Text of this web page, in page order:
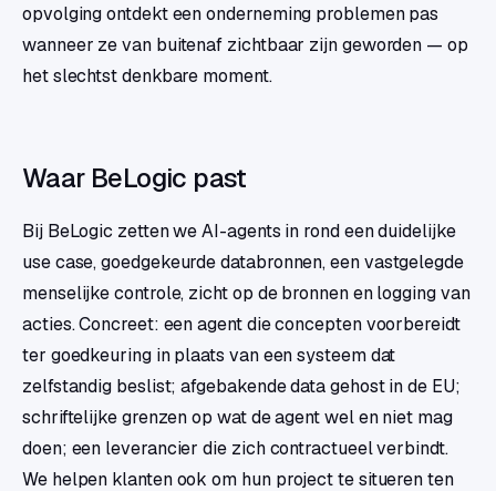
opvolging ontdekt een onderneming problemen pas
wanneer ze van buitenaf zichtbaar zijn geworden — op
het slechtst denkbare moment.
Waar BeLogic past
Bij BeLogic zetten we AI-agents in rond een duidelijke
use case, goedgekeurde databronnen, een vastgelegde
menselijke controle, zicht op de bronnen en logging van
acties. Concreet: een agent die concepten voorbereidt
ter goedkeuring in plaats van een systeem dat
zelfstandig beslist; afgebakende data gehost in de EU;
schriftelijke grenzen op wat de agent wel en niet mag
doen; een leverancier die zich contractueel verbindt.
We helpen klanten ook om hun project te situeren ten